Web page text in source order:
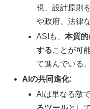
視、設計原則
や政府、法律
ASIも、本質
することが可
て進んでいる。
AIの共同進化:
AIは単なる敵